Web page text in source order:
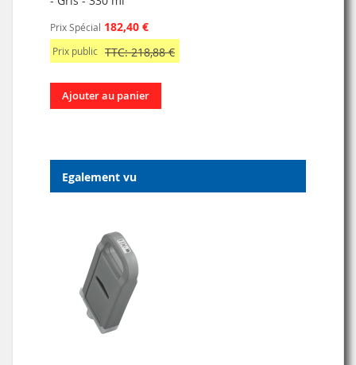
Prix Spécial 182,40 €
Prix public TTC: 218,88 €
Ajouter au panier
Egalement vu